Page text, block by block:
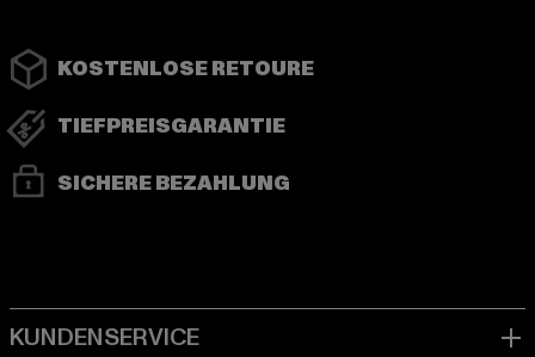
KOSTENLOSE RETOURE
TIEFPREISGARANTIE
SICHERE BEZAHLUNG